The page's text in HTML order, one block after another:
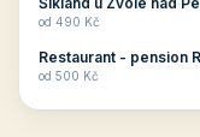
Budete překva...
od 490 Kč
Restaurant - pension
od 500 Kč